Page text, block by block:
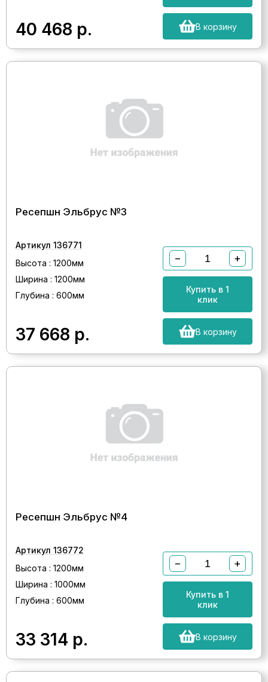
40 468 р. В корзину
Ресепшн Эльбрус №3
Артикул 136771
Высота : 1200мм
Ширина : 1200мм
Глубина : 600мм
37 668 р.
− +
Купить в 1
клик
В корзину
Ресепшн Эльбрус №4
Артикул 136772
Высота : 1200мм
Ширина : 1000мм
Глубина : 600мм
33 314 р.
− +
Купить в 1
клик
В корзину